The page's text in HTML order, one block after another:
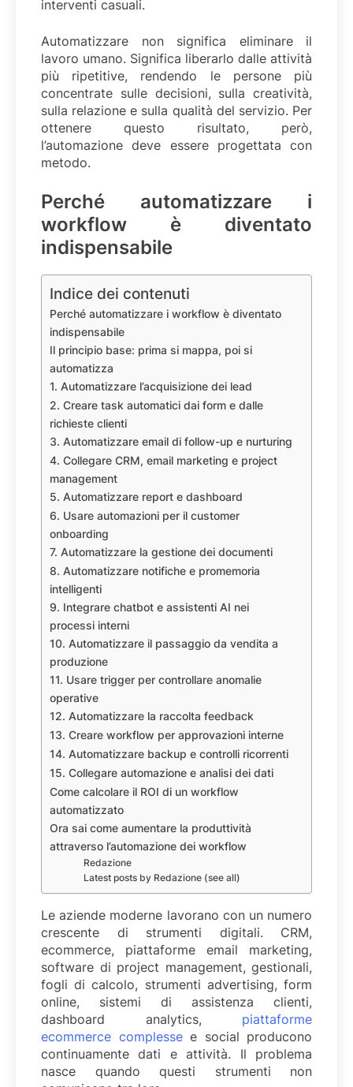
interventi casuali.
Automatizzare non significa eliminare il
lavoro umano. Significa liberarlo dalle attività
più ripetitive, rendendo le persone più
concentrate sulle decisioni, sulla creatività,
sulla relazione e sulla qualità del servizio. Per
ottenere questo risultato, però,
l’automazione deve essere progettata con
metodo.
Perché automatizzare i
workflow è diventato
indispensabile
Indice dei contenuti
Perché automatizzare i workflow è diventato
indispensabile
Il principio base: prima si mappa, poi si
automatizza
1. Automatizzare l’acquisizione dei lead
2. Creare task automatici dai form e dalle
richieste clienti
3. Automatizzare email di follow-up e nurturing
4. Collegare CRM, email marketing e project
management
5. Automatizzare report e dashboard
6. Usare automazioni per il customer
onboarding
7. Automatizzare la gestione dei documenti
8. Automatizzare notifiche e promemoria
intelligenti
9. Integrare chatbot e assistenti AI nei
processi interni
10. Automatizzare il passaggio da vendita a
produzione
11. Usare trigger per controllare anomalie
operative
12. Automatizzare la raccolta feedback
13. Creare workflow per approvazioni interne
14. Automatizzare backup e controlli ricorrenti
15. Collegare automazione e analisi dei dati
Come calcolare il ROI di un workflow
automatizzato
Ora sai come aumentare la produttività
attraverso l’automazione dei workflow
Redazione
Latest posts by Redazione (see all)
Le aziende moderne lavorano con un numero
crescente di strumenti digitali. CRM,
ecommerce, piattaforme email marketing,
software di project management, gestionali,
fogli di calcolo, strumenti advertising, form
online, sistemi di assistenza clienti,
dashboard analytics, piattaforme
ecommerce complessee social producono
continuamente dati e attività. Il problema
nasce quando questi strumenti non